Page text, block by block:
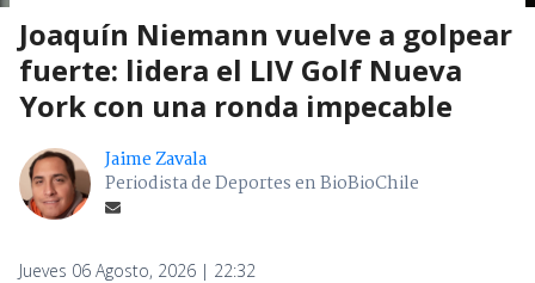
Joaquín Niemann vuelve a golpear
fuerte: lidera el LIV Golf Nueva
York con una ronda impecable
Jaime Zavala
Periodista de Deportes en BioBioChile
Jueves 06 Agosto, 2026 | 22:32